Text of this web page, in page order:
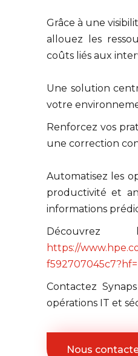
Grâce à une
allouez les
coûts liés aux
Une solution
votre
Renforcez vos
une correction
Automatisez les
productivité et
informations
https://
Contactez
opérations IT et
Nous